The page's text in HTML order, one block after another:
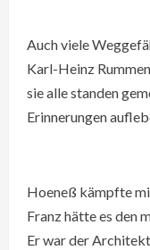
Auch viele
Karl-Heinz
sie alle standen
Erinnerungen
Hoeneß kämpfte
Franz hätte es den
Er war der